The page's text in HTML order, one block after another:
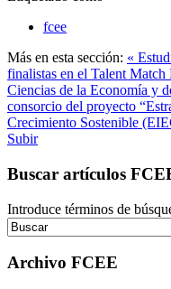
fcee
Más en esta sección: «
finalistas en el Talent
Ciencias de la Economía y
consorcio del proyecto
Crecimiento Sostenible
Subir
Buscar artículos
Introduce términos de
Archivo FCEE